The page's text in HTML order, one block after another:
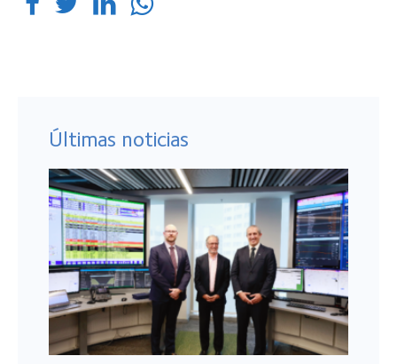
Últimas noticias